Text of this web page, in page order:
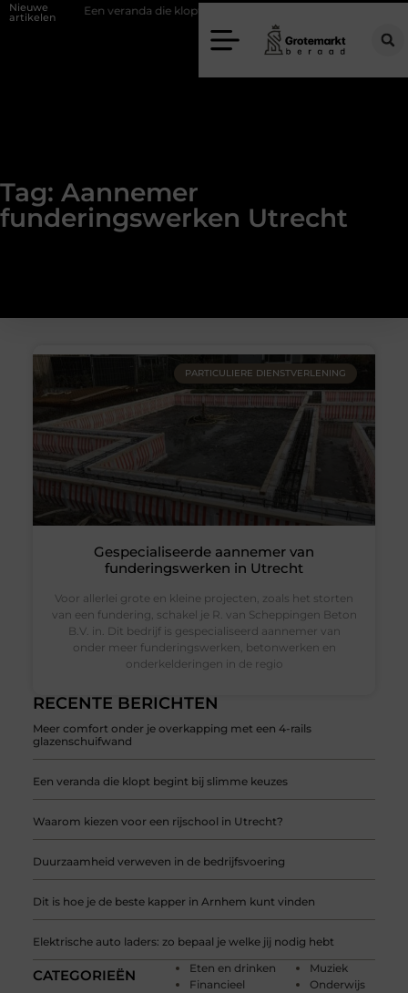
Nieuwe
artikelen Een veranda die klopt begint bij slimme keuzes
Tag: Aannemer
funderingswerken Utrecht
RECENTE BERICHTEN
Meer comfort onder je overkapping met een 4-rails
glazenschuifwand
Een veranda die klopt begint bij slimme keuzes
Waarom kiezen voor een rijschool in Utrecht?
Duurzaamheid verweven in de bedrijfsvoering
Dit is hoe je de beste kapper in Arnhem kunt vinden
Elektrische auto laders: zo bepaal je welke jij nodig hebt
CATEGORIEËN
Eten en drinken
Financieel
Muziek
Onderwijs
PARTICULIERE DIENSTVERLENING
Gespecialiseerde aannemer van
funderingswerken in Utrecht
Voor allerlei grote en kleine projecten, zoals het storten
van een fundering, schakel je R. van Scheppingen Beton
B.V. in. Dit bedrijf is gespecialiseerd aannemer van
onder meer funderingswerken, betonwerken en
onderkelderingen in de regio